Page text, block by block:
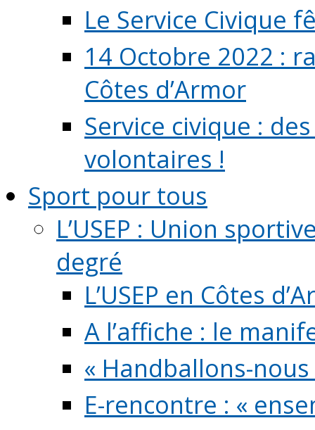
Le Service Civique
14 Octobre 2022 :
Côtes d’Armor
Service civique :
volontaires !
Sport pour tous
L’USEP : Union
degré
L’USEP en Côtes
A l’affiche : le
« Handballons-
E-rencontre : «